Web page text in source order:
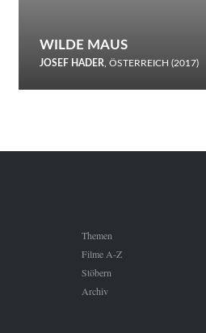
WILDE MAUS
JOSEF HADER, ÖSTERREICH (2017)
Schnee.
Themen
Filme A-Z
Stöbern
Archiv